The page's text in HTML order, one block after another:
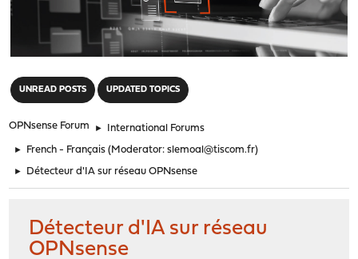
UNREAD POSTS UPDATED TOPICS
OPNsense Forum ► International Forums
► French - Français (Moderator:slemoal@tiscom.fr)
► Détecteur d'IA sur réseau OPNsense
Détecteur d'IA sur réseau
OPNsense